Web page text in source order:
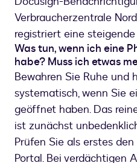
Verbraucherzentrale
registriert eine
Was tun, wenn ich eine
habe? Muss ich etwas
Bewahren Sie Ruhe und
systematisch, wenn Sie
geöffnet haben. Das
ist zunächst
Prüfen Sie als erstes
Portal. Bei verdächtigen